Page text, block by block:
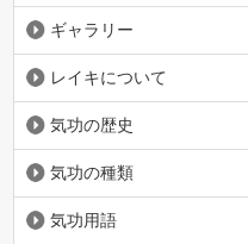
ギャラリー
レイキについて
気功の歴史
気功の種類
気功用語